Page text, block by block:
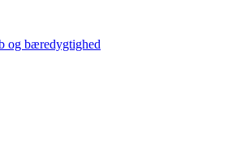
og bæredygtighed